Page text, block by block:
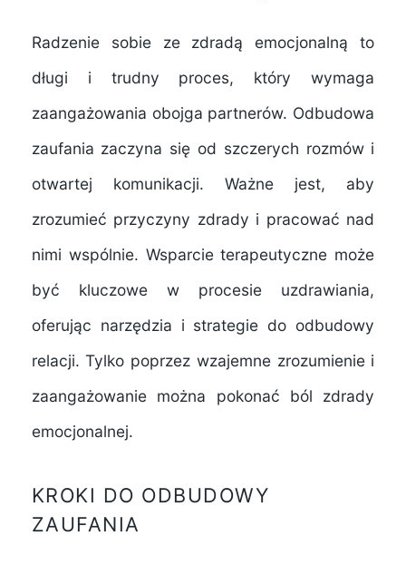
Radzenie sobie ze zdradą emocjonalną to
długi i trudny proces, który wymaga
zaangażowania obojga partnerów. Odbudowa
zaufania zaczyna się od szczerych rozmów i
otwartej komunikacji. Ważne jest, aby
zrozumieć przyczyny zdrady i pracować nad
nimi wspólnie. Wsparcie terapeutyczne może
być kluczowe w procesie uzdrawiania,
oferując narzędzia i strategie do odbudowy
relacji. Tylko poprzez wzajemne zrozumienie i
zaangażowanie można pokonać ból zdrady
emocjonalnej.
KROKI DO ODBUDOWY
ZAUFANIA